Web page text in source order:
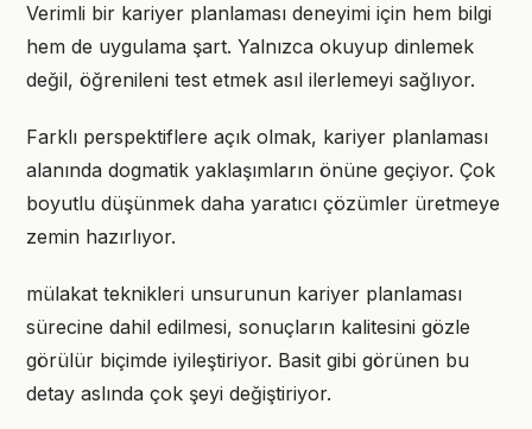
Verimli bir kariyer planlaması deneyimi için hem bilgi
hem de uygulama şart. Yalnızca okuyup dinlemek
değil, öğrenileni test etmek asıl ilerlemeyi sağlıyor.
Farklı perspektiflere açık olmak, kariyer planlaması
alanında dogmatik yaklaşımların önüne geçiyor. Çok
boyutlu düşünmek daha yaratıcı çözümler üretmeye
zemin hazırlıyor.
mülakat teknikleri unsurunun kariyer planlaması
sürecine dahil edilmesi, sonuçların kalitesini gözle
görülür biçimde iyileştiriyor. Basit gibi görünen bu
detay aslında çok şeyi değiştiriyor.